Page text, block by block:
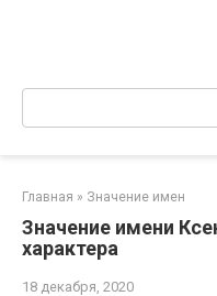
Главная » Значение имен
Значение имени
характера
18 декабря, 2020